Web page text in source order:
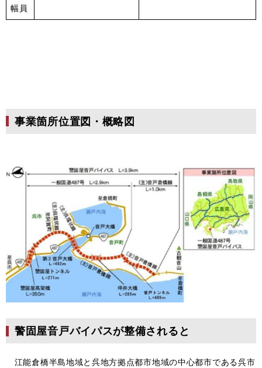
幅員
事業箇所位置図・概略図
警固屋音戸バイパスが整備されると
江能倉橋半島地域と呉地方拠点都市地域の中心都市である呉市